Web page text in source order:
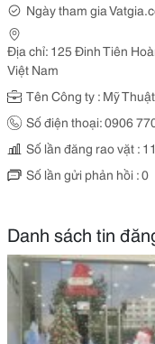
Ngày tham gia
Địa chỉ: 125 Đinh Tiên
Việt Nam
Tên Công ty : Mỹ
Số điện thoại: 0906
Số lần đăng rao vặt : 11
Số lần gửi phản hồi : 0
Danh sách tin